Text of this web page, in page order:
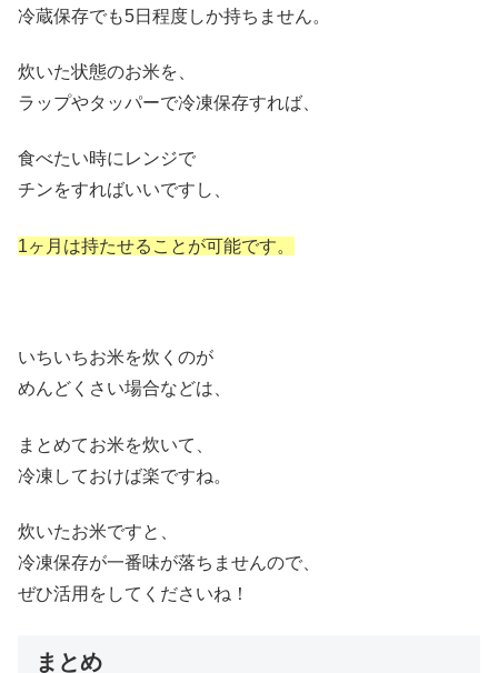
冷蔵保存でも5日程度しか持ちません。
炊いた状態のお米を、
ラップやタッパーで冷凍保存すれば、
食べたい時にレンジで
チンをすればいいですし、
1ヶ月は持たせることが可能です。
いちいちお米を炊くのが
めんどくさい場合などは、
まとめてお米を炊いて、
冷凍しておけば楽ですね。
炊いたお米ですと、
冷凍保存が一番味が落ちませんので、
ぜひ活用をしてくださいね！
まとめ